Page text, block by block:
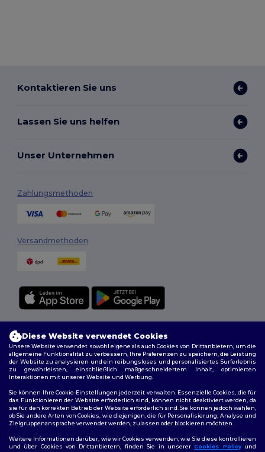
Kontaktieren Sie uns
Lassen Sie uns helfen
Unser Unternehmen
Zahlungsmethoden
Versandmethoden
2026. Alle Rechte vorbehalten
Datenschutzbestimmungen|Cookie-Richtlinie|Site Map
Diese Website verwendet Cookies
Unsere Website verwendet sowohl eigene als auch Cookies von Drittanbietern, um die
allgemeine Funktionalität zu verbessern, Ihre Präferenzen zu speichern, die Leistung
der Website zu analysieren und ein reibungsloses und personalisiertes Surferlebnis
zu gewährleisten, einschließlich maßgeschneidertem Inhalt, optimierten
Interaktionen mit unserer Website und Werbung.
Sie können Ihre Cookie-Einstellungen jederzeit verwalten. Essenzielle Cookies, die für
das Funktionieren der Website erforderlich sind, können nicht deaktiviert werden, da
sie für den korrekten Betrieb der Website erforderlich sind. Sie können jedoch wählen,
ob Sie andere Arten von Cookies, wie diejenigen, die für Personalisierung, Analyse und
Zielgruppenansprache verwendet werden, zulassen oder blockieren möchten.
Weitere Informationen darüber, wie wir Cookies verwenden, wie Sie diese kontrollieren
und über Cookies von Drittanbietern, finden Sie in unsererCookies Policyund